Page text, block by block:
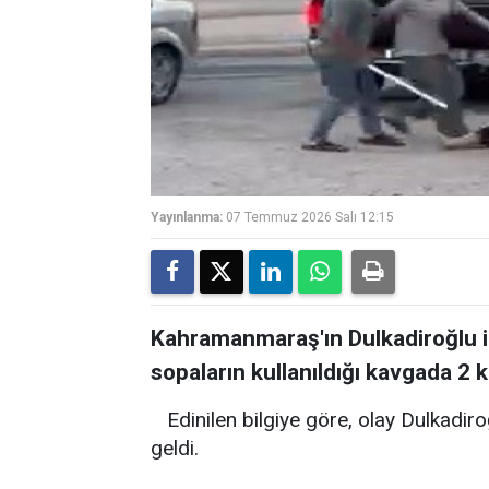
Yayınlanma: 07 Temmuz 2026 Salı 12:15
Kahramanmaraş'ın Dulkadiroğlu
sopaların kullanıldığı kavgada 2
Edinilen bilgiye göre, olay
geldi.